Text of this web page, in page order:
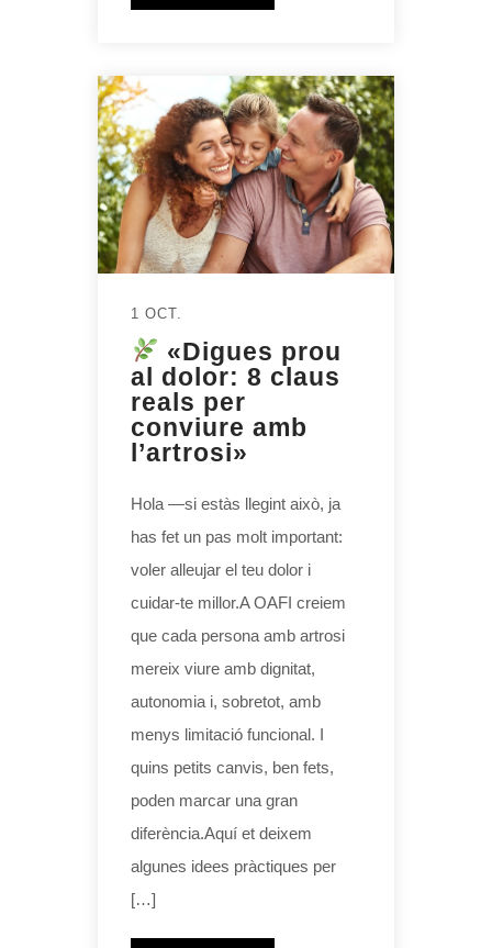
1 OCT.
«Digues prou
al dolor: 8 claus
reals per
conviure amb
l’artrosi»
Hola —si estàs llegint això, ja
has fet un pas molt important:
voler alleujar el teu dolor i
cuidar-te millor.A OAFI creiem
que cada persona amb artrosi
mereix viure amb dignitat,
autonomia i, sobretot, amb
menys limitació funcional. I
quins petits canvis, ben fets,
poden marcar una gran
diferència.Aquí et deixem
algunes idees pràctiques per
[…]